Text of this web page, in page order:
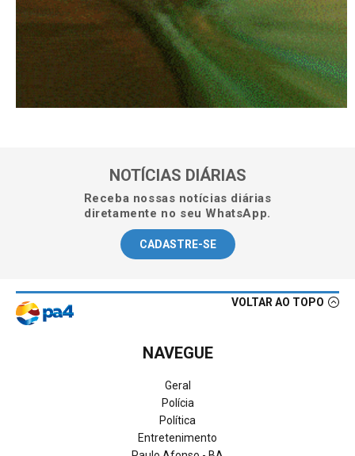
NOTÍCIAS DIÁRIAS
Receba nossas notícias diárias
diretamente no seu WhatsApp.
CADASTRE-SE
VOLTAR AO TOPO
NAVEGUE
Geral
Polícia
Política
Entretenimento